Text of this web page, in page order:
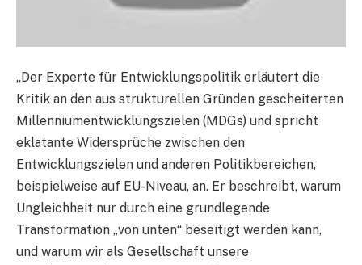
„Der Experte für Entwicklungspolitik erläutert die
Kritik an den aus strukturellen Gründen gescheiterten
Millenniumentwicklungszielen (MDGs) und spricht
eklatante Widersprüche zwischen den
Entwicklungszielen und anderen Politikbereichen,
beispielweise auf EU-Niveau, an. Er beschreibt, warum
Ungleichheit nur durch eine grundlegende
Transformation „von unten“ beseitigt werden kann,
und warum wir als Gesellschaft unsere